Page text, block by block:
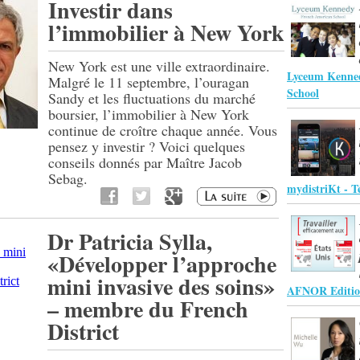
Investir dans
l’immobilier à New York
New York est une ville extraordinaire.
Malgré le 11 septembre, l’ouragan
Sandy et les fluctuations du marché
boursier, l’immobilier à New York
continue de croître chaque année. Vous
pensez y investir ? Voici quelques
conseils donnés par Maître Jacob
Sebag.
Dr Patricia Sylla,
«Développer l’approche
mini invasive des soins»
– membre du French
District
Lyceum
School
mydistriKt -
AFNOR